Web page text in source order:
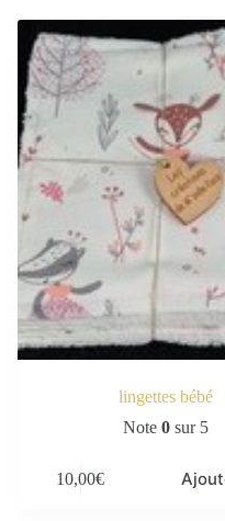
lingettes bébé
Note 0sur 5
10,00€